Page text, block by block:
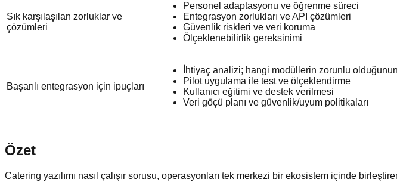
Sık karşılaşılan zorluklar ve
çözümleri
Personel adaptasyonu ve öğrenme süreci
Entegrasyon zorlukları ve API çözümleri
Güvenlik riskleri ve veri koruma
Ölçeklenebilirlik gereksinimi
Başarılı entegrasyon için ipuçları
İhtiyaç analizi; hangi modüllerin zorunlu
Pilot uygulama ile test ve ölçeklendirme
Kullanıcı eğitimi ve destek verilmesi
Veri göçü planı ve güvenlik/uyum politikaları
Özet
Catering yazılımı nasıl çalışır sorusu, operasyonları tek merkezi bir ekosistem içinde